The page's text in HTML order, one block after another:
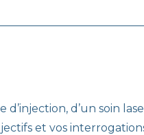
d’un soin
et vos